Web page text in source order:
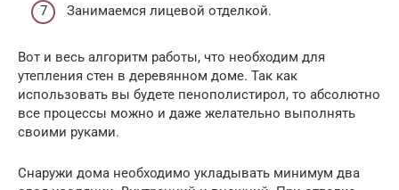
Занимаемся лицевой отделкой.
Вот и весь алгоритм работы, что необходим для
утепления стен в деревянном доме. Так как
использовать вы будете пенополистирол, то абсолютно
все процессы можно и даже желательно выполнять
своими руками.
Снаружи дома необходимо укладывать минимум два